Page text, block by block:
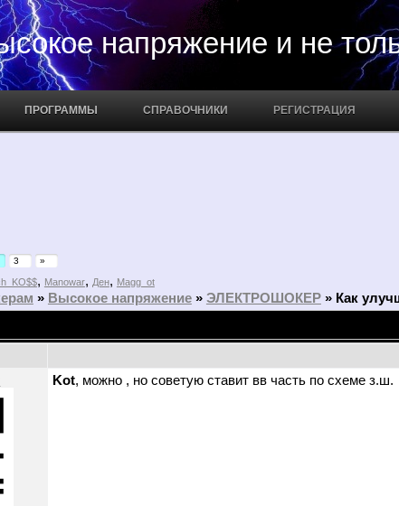
напряжение и не
ПРОГРАММЫ СПРАВОЧНИКИ РЕГИСТРАЦИЯ
3 »
, Manowar, Ден, Magg_ot
» Высокое напряжение » ЭЛЕКТРОШОКЕР » Как
Kot, можно , но советую ставит вв часть по схеме з.ш.